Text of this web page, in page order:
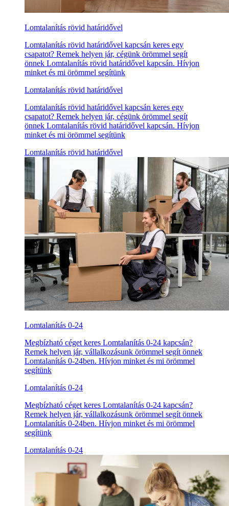
Lomtalanítás rövid határidővel
Lomtalanítás rövid határidővel kapcsán keres egy
csapatot? Remek helyen jár, cégünk örömmel segít
önnek Lomtalanítás rövid határidővel kapcsán. Hívjon
minket és mi örömmel segítünk
Lomtalanítás rövid határidővel
Lomtalanítás rövid határidővel kapcsán keres egy
csapatot? Remek helyen jár, cégünk örömmel segít
önnek Lomtalanítás rövid határidővel kapcsán. Hívjon
minket és mi örömmel segítünk
Lomtalanítás rövid határidővel
Lomtalanítás 0-24
Megbízható céget keres Lomtalanítás 0-24 kapcsán?
Remek helyen jár, vállalkozásunk örömmel segít önnek
Lomtalanítás 0-24ben. Hívjon minket és mi örömmel
segítünk
Lomtalanítás 0-24
Megbízható céget keres Lomtalanítás 0-24 kapcsán?
Remek helyen jár, vállalkozásunk örömmel segít önnek
Lomtalanítás 0-24ben. Hívjon minket és mi örömmel
segítünk
Lomtalanítás 0-24